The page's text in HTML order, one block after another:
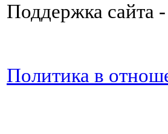
Поддержка сайта -
Политика в